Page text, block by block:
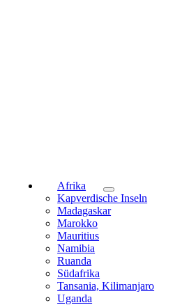
Afrika
Kapverdische Inseln
Madagaskar
Marokko
Mauritius
Namibia
Ruanda
Südafrika
Tansania, Kilimanjaro
Uganda